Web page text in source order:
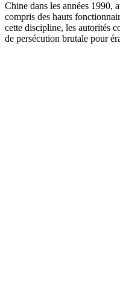
Chine dans les années 1990,
compris des hauts
cette discipline, les autorités
de persécution brutale pour